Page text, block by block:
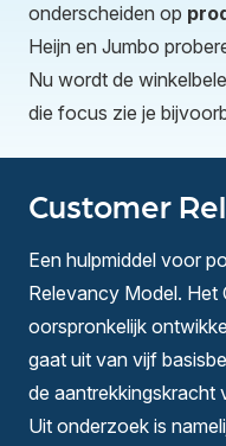
onderscheiden op
Heijn en Jumbo
Nu wordt de
die focus zie je
Customer
Een hulpmiddel voor
Relevancy Model. Het
oorspronkelijk
gaat uit van vijf
de aantrekkingskracht
Uit onderzoek is